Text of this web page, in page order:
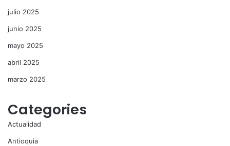
julio 2025
junio 2025
mayo 2025
abril 2025
marzo 2025
Categories
Actualidad
Antioquia